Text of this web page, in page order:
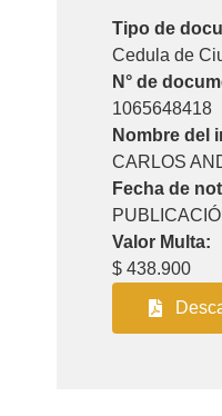
Tipo de
Cedula de
N° de
1065648418
Nombre del
CARLOS
Fecha de
Valor Multa:
$ 438.900